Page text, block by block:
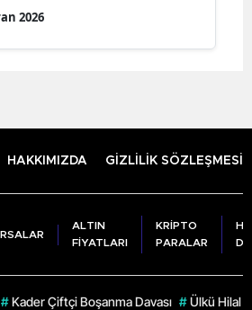
2026
HAKKIMIZDA GİZLİLİK SÖZLEŞMESİ
ALTIN
FİYATLARI
KRİPTO
PARALAR
# Kader Çiftçi Boşanma Davası # Ülkü Hilal